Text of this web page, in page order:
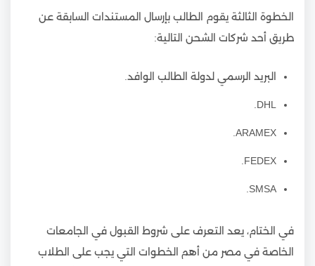
الخطوة الثالثة يقوم الطالب بإرسال المستندات السابقة عن
طريق أحد شركات الشحن التالية:
البريد الرسمي لدولة الطالب الوافد.
DHL.
ARAMEX.
FEDEX.
SMSA.
في الختام، يعد التعرف على شروط القبول في الجامعات
الخاصة في مصر من أهم الخطوات التي يجب على الطلاب